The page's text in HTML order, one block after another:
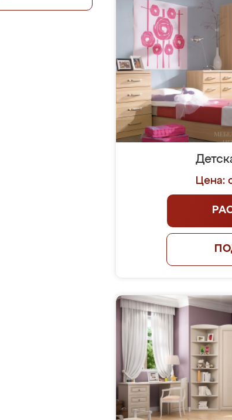
Цена: